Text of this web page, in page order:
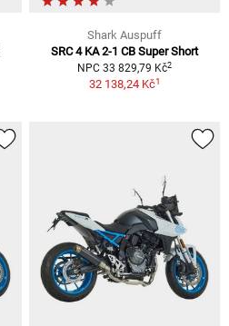
Shark Auspuff
SRC 4 KA 2-1 CB Super Short
NPC 33 829,79 Kč2
32 138,24 Kč1